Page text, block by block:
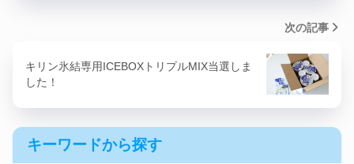
次の記事
キリン氷結専用ICEBOXトリプルMIX当選しま
した！
キーワードから探す